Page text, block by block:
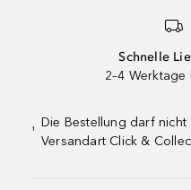
Schnelle
2–4 Werktage
¹
Die Bestellung darf
Versandart Click &